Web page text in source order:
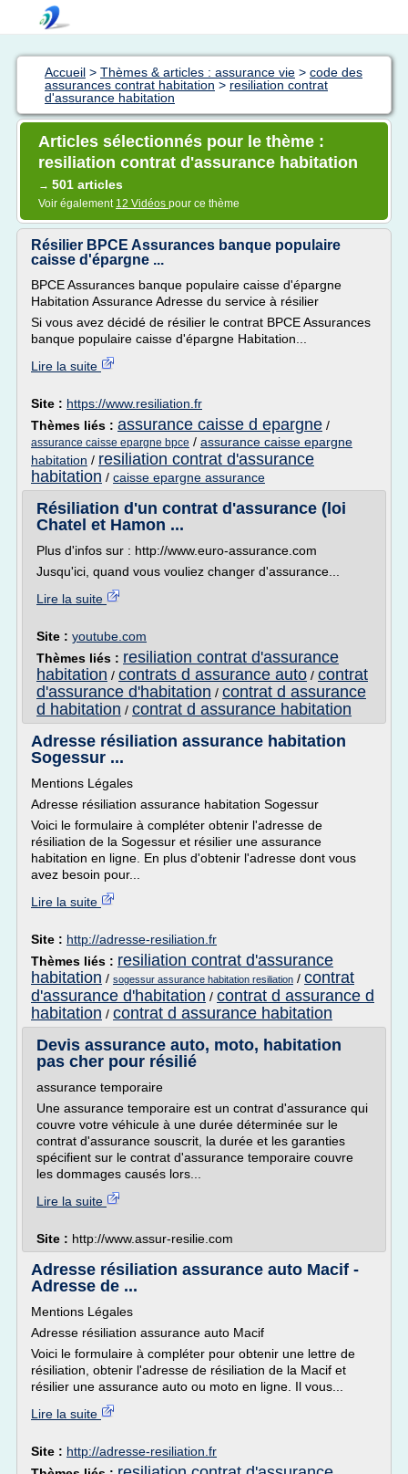
Accueil > Thèmes & articles : assurance vie > code des
assurances contrat habitation > resiliation contrat
d'assurance habitation
Articles sélectionnés pour le thème :
resiliation contrat d'assurance habitation
→ 501 articles
Voir également 12 Vidéos pour ce thème
Résilier BPCE Assurances banque populaire
caisse d'épargne ...
BPCE Assurances banque populaire caisse d'épargne
Habitation Assurance Adresse du service à résilier
Si vous avez décidé de résilier le contrat BPCE Assurances
banque populaire caisse d'épargne Habitation...
Lire la suite
Site : https://www.resiliation.fr
Thèmes liés : assurance caisse d epargne /
assurance caisse epargne bpce / assurance caisse epargne
habitation / resiliation contrat d'assurance
habitation / caisse epargne assurance
Résiliation d'un contrat d'assurance (loi
Chatel et Hamon ...
Plus d'infos sur : http://www.euro-assurance.com
Jusqu'ici, quand vous vouliez changer d'assurance...
Lire la suite
Site : youtube.com
Thèmes liés : resiliation contrat d'assurance
habitation / contrats d assurance auto / contrat
d'assurance d'habitation / contrat d assurance
d habitation / contrat d assurance habitation
Adresse résiliation assurance habitation
Sogessur ...
Mentions Légales
Adresse résiliation assurance habitation Sogessur
Voici le formulaire à compléter obtenir l'adresse de
résiliation de la Sogessur et résilier une assurance
habitation en ligne. En plus d'obtenir l'adresse dont vous
avez besoin pour...
Lire la suite
Site : http://adresse-resiliation.fr
Thèmes liés : resiliation contrat d'assurance
habitation / sogessur assurance habitation resiliation / contrat
d'assurance d'habitation / contrat d assurance d
habitation / contrat d assurance habitation
Devis assurance auto, moto, habitation
pas cher pour résilié
assurance temporaire
Une assurance temporaire est un contrat d'assurance qui
couvre votre véhicule à une durée déterminée sur le
contrat d'assurance souscrit, la durée et les garanties
spécifient sur le contrat d'assurance temporaire couvre
les dommages causés lors...
Lire la suite
Site : http://www.assur-resilie.com
Adresse résiliation assurance auto Macif -
Adresse de ...
Mentions Légales
Adresse résiliation assurance auto Macif
Voici le formulaire à compléter pour obtenir une lettre de
résiliation, obtenir l'adresse de résiliation de la Macif et
résilier une assurance auto ou moto en ligne. Il vous...
Lire la suite
Site : http://adresse-resiliation.fr